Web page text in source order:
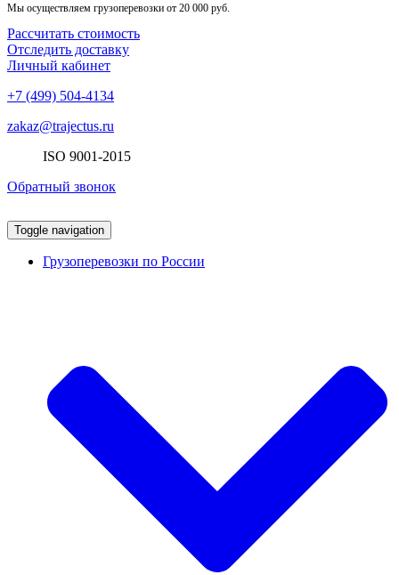
Мы осуществляем грузоперевозки от 20 000 руб.
Рассчитать стоимость
Отследить доставку
Личный кабинет
+7 (499) 504-4134
zakaz@trajectus.ru
ISO 9001-2015
Обратный звонок
Toggle navigation
Грузоперевозки по России